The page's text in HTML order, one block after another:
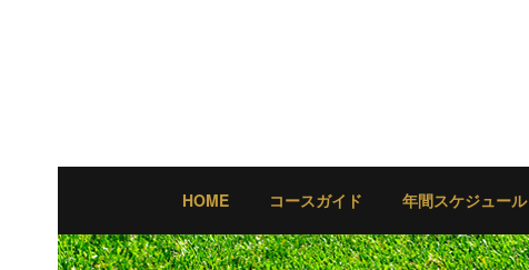
HOME コースガイド 年間スケジュール